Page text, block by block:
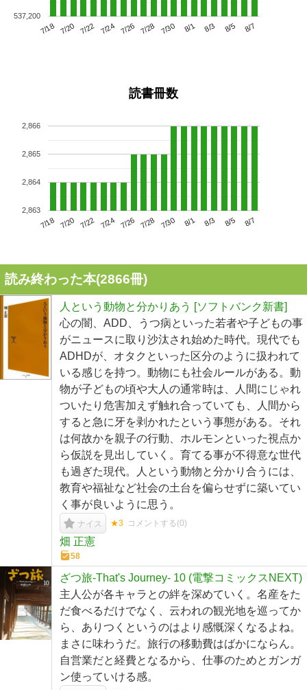
7/18 7/20 7/22 7/24 7/26 7/28 7/30 8/1 8/3 8/5 8/7
537,200
読書冊数
7/18 7/20 7/22 7/24 7/26 7/28 7/30 8/1 8/3 8/5 8/7
2,863
2,864
2,865
2,866
読み終わった本(2866冊)
人という動物と分かりあう [ソフトバンク新書]
心の闇、ADD、うつ病といった若者や子どもの事
がニュースに取り沙汰され始めた時代。現代でも
ADHDが、オタクといった区分のように扱われて
いる感じを持つ。動物にも社会ルールがある。動
物が子どもの頃や大人の通常時は、人間にじゃれ
ついたり危害加えず触れ合っていても、人間から
すると急に牙を剥かれたという事態がある。それ
は何故かを親子の行動、ホルモンといった視点か
ら仮説を見出していく。育てる事が不得意な世代
も過ぎた現代。人という動物と分かり合うには、
教育や福祉など社会の土台を偏らせずに築いてい
く事が良いように思う。
ナイス ★3 コメントする(0)
畑 正憲
58
ざつ旅-That's Journey- 10 (電撃コミックスNEXT)
主人公が各キャラとの絆を深めていく。名産をた
だ食べるだけでなく、云われの観光地を巡ってか
ら、ありつくというのはより感慨深くなるよね。
まさに味わうだ。旅行の移動費はばかにならん。
自営業だと経費となるから、仕事のためとガンガ
ン使っていける感。